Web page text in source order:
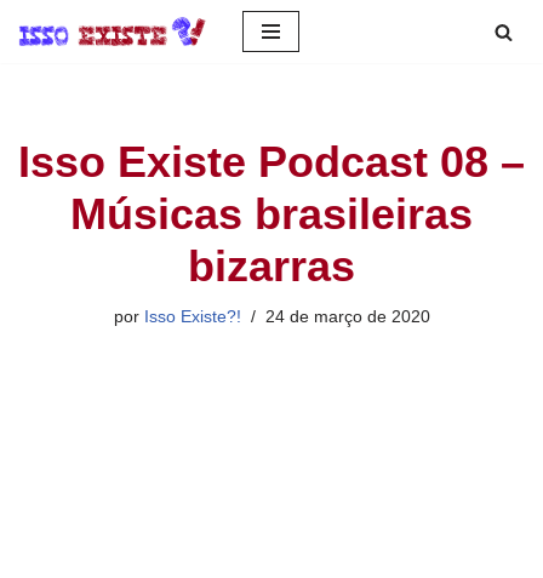
conteúdo
Isso Existe Podcast 08 –
Músicas brasileiras
bizarras
por Isso Existe?! 24 de março de 2020